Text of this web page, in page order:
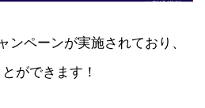
ンペーンが実施されており、
ができます！